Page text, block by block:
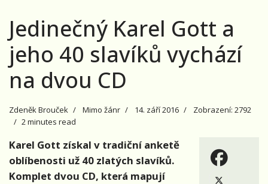
Jedinečný Karel Gott a
jeho 40 slavíků vychází
na dvou CD
Zdeněk Brouček Mimo žánr 14. září 2016
Zobrazení: 2792
2 minutes read
Karel Gott získal v tradiční anketě
oblíbenosti už 40 zlatých slavíků.
Komplet dvou CD, která mapují